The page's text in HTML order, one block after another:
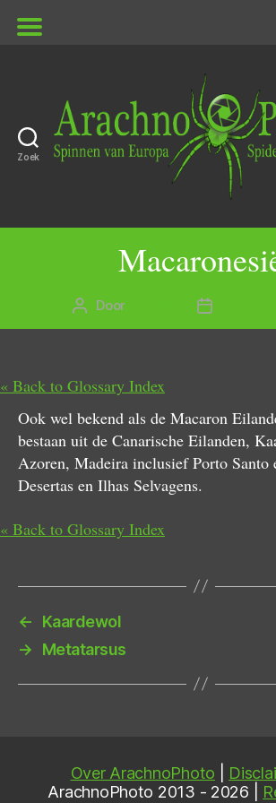
Zoek
Berichtauteur
Door
« Back to Glossary Index
Ook wel bekend als de Macaron
bestaan uit de Canarische Eilanden,
Azoren, Madeira inclusief Porto Santo
Desertas en Ilhas Selvagens.
« Back to Glossary Index
←
Kaardewol
→
Metatarsus
Over ArachnoPhoto
ArachnoPhoto 2013 - 2026 |